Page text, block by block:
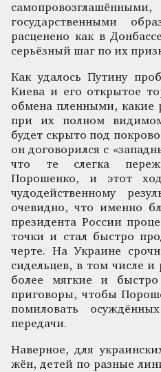
государственными
расценено как в
серьёзный шаг по их
Как удалось Путину
Киева и его открытое
обмена пленными, какие
при их полном видимом
будет скрыто под
он договорился с
что те слегка
Порошенко, и этот
чудодейственному
очевидно, что именно
президента России
точки и стал быстро
черте. На Украине
сидельцев, в том числе
более мягкие и
приговоры, чтобы
помиловать
передачи.
Наверное, для
жён, детей по разные